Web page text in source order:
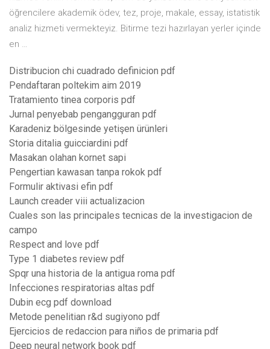
öğrencilere akademik ödev, tez, proje, makale, essay, istatistik
analiz hizmeti vermekteyiz. Bitirme tezi hazırlayan yerler içinde
en …
Distribucion chi cuadrado definicion pdf
Pendaftaran poltekim aim 2019
Tratamiento tinea corporis pdf
Jurnal penyebab pengangguran pdf
Karadeniz bölgesinde yetişen ürünleri
Storia ditalia guicciardini pdf
Masakan olahan kornet sapi
Pengertian kawasan tanpa rokok pdf
Formulir aktivasi efin pdf
Launch creader viii actualizacion
Cuales son las principales tecnicas de la investigacion de
campo
Respect and love pdf
Type 1 diabetes review pdf
Spqr una historia de la antigua roma pdf
Infecciones respiratorias altas pdf
Dubin ecg pdf download
Metode penelitian r&d sugiyono pdf
Ejercicios de redaccion para niños de primaria pdf
Deep neural network book pdf